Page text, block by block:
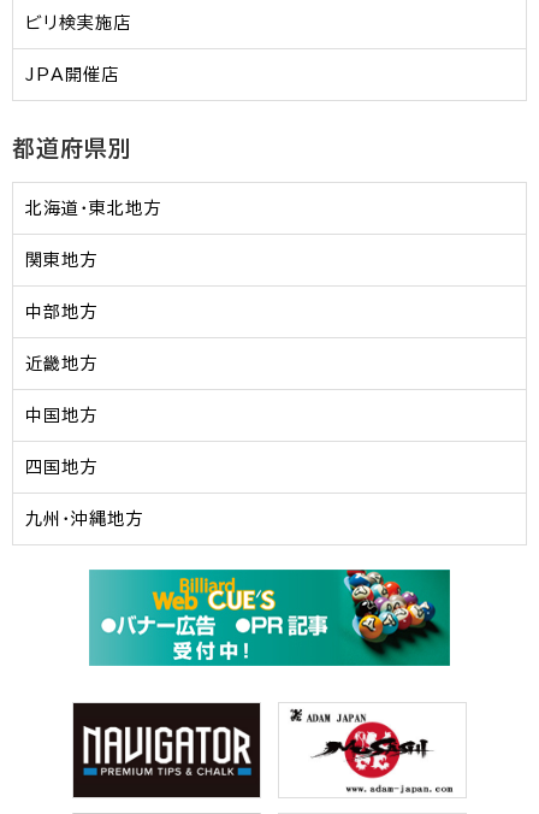
ビリ検実施店
JPA開催店
都道府県別
北海道・東北地方
関東地方
中部地方
近畿地方
中国地方
四国地方
九州・沖縄地方